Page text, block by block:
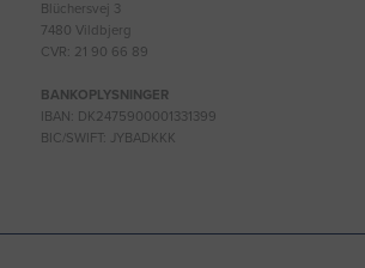
Blüchersvej 3
7480 Vildbjerg
CVR: 21 90 66 89
BANKOPLYSNINGER
IBAN: DK2475900001331399
BIC/SWIFT: JYBADKKK